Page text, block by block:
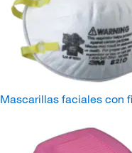
Mascarillas faciales con